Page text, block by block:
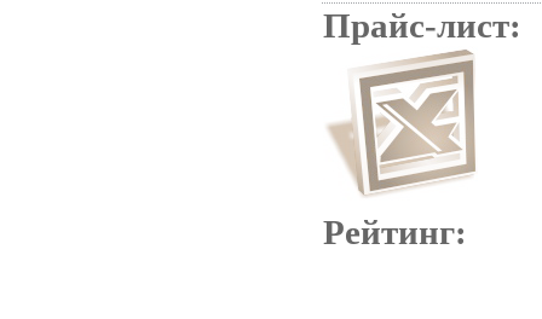
Прайс-лист:
Рейтинг: